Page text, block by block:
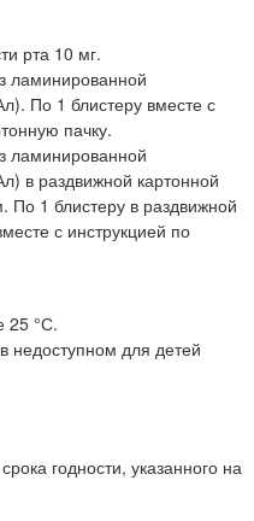
рта 10 мг.
ламинированной
По 1 блистеру вместе с
пачку.
ламинированной
в раздвижной картонной
По 1 блистеру в раздвижной
с инструкцией по
25 °С.
недоступном для детей
годности, указанного на